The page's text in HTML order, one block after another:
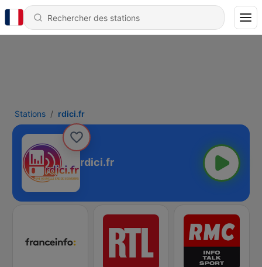
Stations rdici.fr
rdici.fr